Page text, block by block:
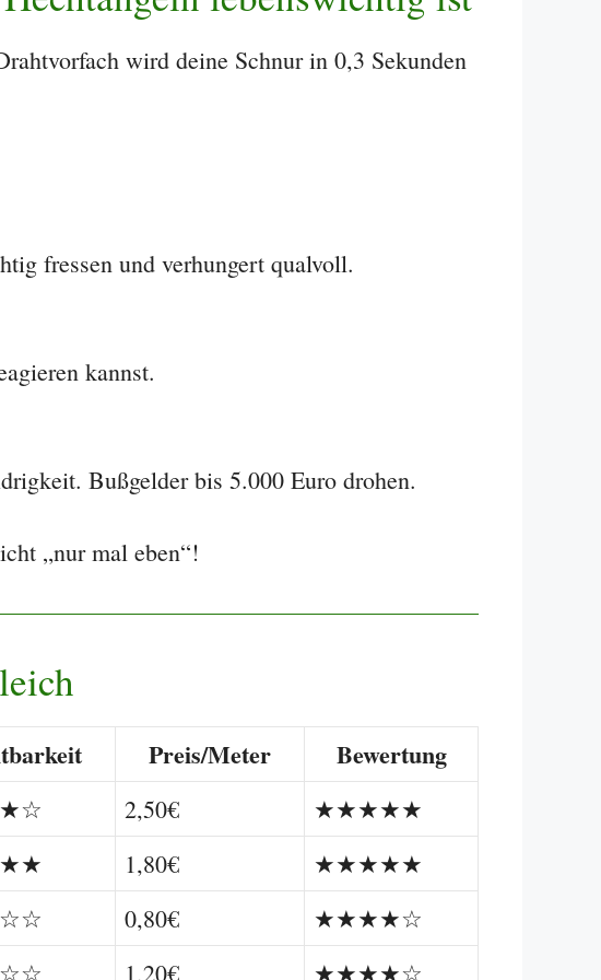
wird deine Schnur in 0,3 Sekunden
fressen und verhungert qualvoll.
kannst.
Bußgelder bis 5.000 Euro drohen.
„nur mal eben“!
Preis/Meter Bewertung
2,50€
★★★★★
1,80€
★★★★★
0,80€
★★★★☆
1,20€ ★★★★☆